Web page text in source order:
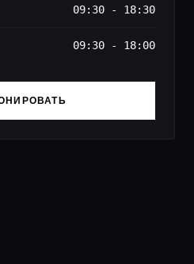
09:30 - 18:30
09:30 - 18:00